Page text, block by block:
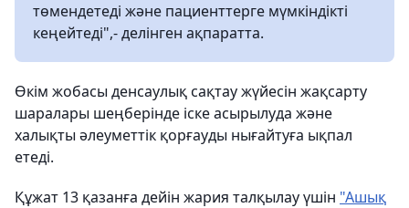
төмендетеді және пациенттерге мүмкіндікті
кеңейтеді",- делінген ақпаратта.
Өкім жобасы денсаулық сақтау жүйесін жақсарту
шаралары шеңберінде іске асырылуда және
халықты әлеуметтік қорғауды нығайтуға ықпал
етеді.
Құжат 13 қазанға дейін жария талқылау үшін "Ашық